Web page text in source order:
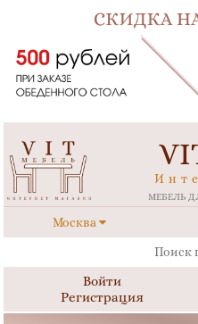
МЕБЕЛЬ
Москва
Войти
Регистрация